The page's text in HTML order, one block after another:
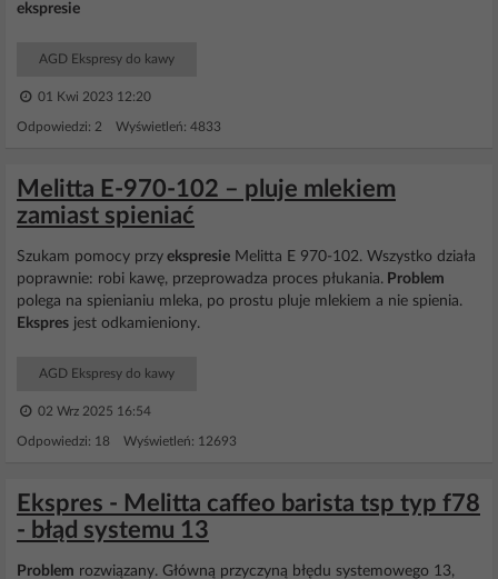
ekspresie
AGD Ekspresy do kawy
01 Kwi 2023 12:20
Odpowiedzi: 2 Wyświetleń: 4833
Melitta E-970-102 – pluje mlekiem
zamiast spieniać
Szukam pomocy przy ekspresie Melitta E 970-102. Wszystko działa
poprawnie: robi kawę, przeprowadza proces płukania. Problem
polega na spienianiu mleka, po prostu pluje mlekiem a nie spienia.
Ekspres jest odkamieniony.
AGD Ekspresy do kawy
02 Wrz 2025 16:54
Odpowiedzi: 18 Wyświetleń: 12693
Ekspres - Melitta caffeo barista tsp typ f78
- błąd systemu 13
Problem rozwiązany. Główną przyczyną błędu systemowego 13,